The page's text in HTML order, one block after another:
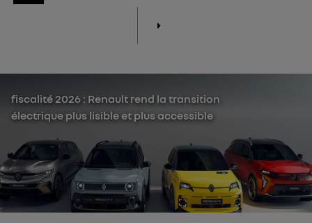
fiscalité 2026 : Renault rend la transition
électrique plus lisible et plus accessible